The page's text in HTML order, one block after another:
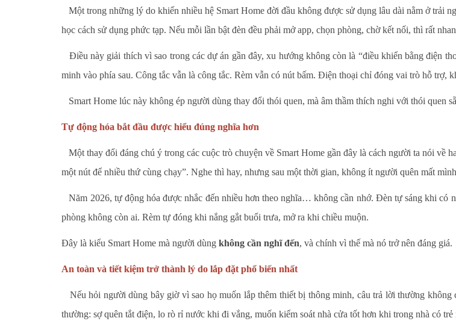
Một trong những lý do khiến nhiều hệ Smart Home đời đầu không được sử dụng lâu dài nằm ở trải
học cách sử dụng phức tạp. Nếu mỗi lần bật đèn đều phải mở app, chọn phòng, chờ kết nối, thì rất
Điều này giải thích vì sao trong các dự án gần đây, xu hướng không còn là “điều khiển bằng điện
minh vào phía sau. Công tắc vẫn là công tắc. Rèm vẫn có nút bấm. Điện thoại chỉ đóng vai trò hỗ trợ,
Smart Home lúc này không ép người dùng thay đổi thói quen, mà âm thầm thích nghi với thói quen
Tự động hóa bắt đầu được hiểu đúng nghĩa hơn
Một thay đổi đáng chú ý trong các cuộc trò chuyện về Smart Home gần đây là cách người ta nói về
một nút để nhiều thứ cùng chạy”. Nghe thì hay, nhưng sau một thời gian, không ít người quên mất
Năm 2026, tự động hóa được nhắc đến nhiều hơn theo nghĩa… không cần nhớ. Đèn tự sáng khi có
phòng không còn ai. Rèm tự đóng khi nắng gắt buổi trưa, mở ra khi chiều muộn.
Đây là kiểu Smart Home mà người dùng không cần nghĩ đến, và chính vì thế mà nó trở nên đáng giá.
An toàn và tiết kiệm trở thành lý do lắp đặt phổ biến nhất
Nếu hỏi người dùng bây giờ vì sao họ muốn lắp thêm thiết bị thông minh, câu trả lời thường
thường: sợ quên tắt điện, lo rò rỉ nước khi đi vắng, muốn kiểm soát nhà cửa tốt hơn khi trong nhà có